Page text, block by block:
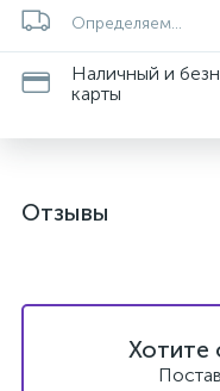
Определяем...
Наличный и
карты
Отзывы
Хотите